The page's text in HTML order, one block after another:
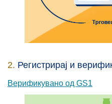
2. Регистрирај и
Верификувано од GS1